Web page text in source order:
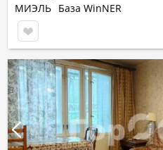
МИЭЛЬ База WinNER